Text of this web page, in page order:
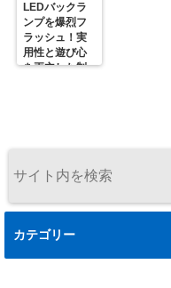
LEDバックラ
ンプを爆烈フ
ラッシュ！実
用性と遊び心
を両立した制
カテゴリー